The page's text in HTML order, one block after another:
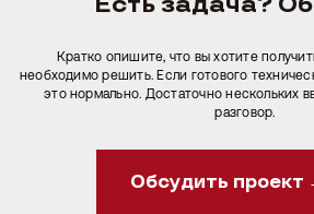
Кратко опишите, что вы хотите
необходимо решить. Если готового
это нормально. Достаточно нескольких
разговор.
Обсудить проект